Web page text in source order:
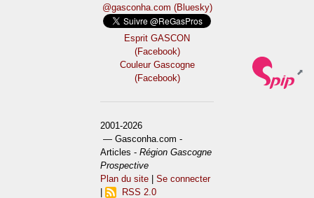
@gasconha.com (Bluesky)
Esprit GASCON
(Facebook)
Couleur Gascogne
(Facebook)
2001-2026
— Gasconha.com -
Articles -Région Gascogne
Prospective
Plan du site |Se connecter
RSS 2.0